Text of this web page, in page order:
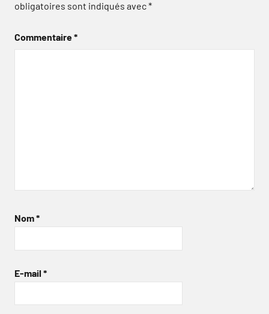
obligatoires sont indiqués avec*
Commentaire*
Nom*
E-mail *